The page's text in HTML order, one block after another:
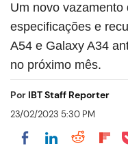
Um novo vazamento
especificações e
A54 e Galaxy A34
no próximo mês.
Por IBT Staff Reporter
23/02/2023 5:30 PM
Share onShare on